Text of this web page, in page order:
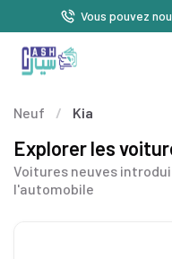
Vous pouvez
Neuf / Kia
Explorer les
Voitures neuves
l'automobile